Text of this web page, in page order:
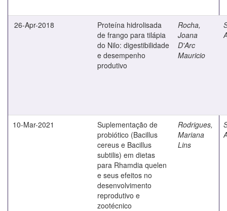
26-Apr-2018
Proteína hidrolisada
de frango para tilápia
do Nilo: digestibilidade
e desempenho
produtivo
Rocha,
Joana
D'Arc
Mauricio
10-Mar-2021
Suplementação de
probiótico (Bacillus
cereus e Bacillus
subtilis) em dietas
para Rhamdia quelen
e seus efeitos no
desenvolvimento
reprodutivo e
zootécnico
Rodrigues,
Mariana
Lins